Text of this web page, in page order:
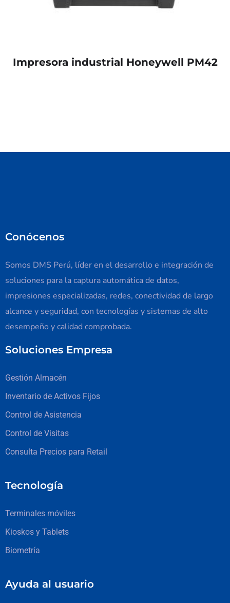
Impresora industrial Honeywell PM42
Conócenos
Somos DMS Perú, líder en el desarrollo e integración de
soluciones para la captura automática de datos,
impresiones especializadas, redes, conectividad de largo
alcance y seguridad, con tecnologías y sistemas de alto
desempeño y calidad comprobada.
Soluciones Empresa
Gestión Almacén
Inventario de Activos Fijos
Control de Asistencia
Control de Visitas
Consulta Precios para Retail
Tecnología
Terminales móviles
Kioskos y Tablets
Biometría
Ayuda al usuario